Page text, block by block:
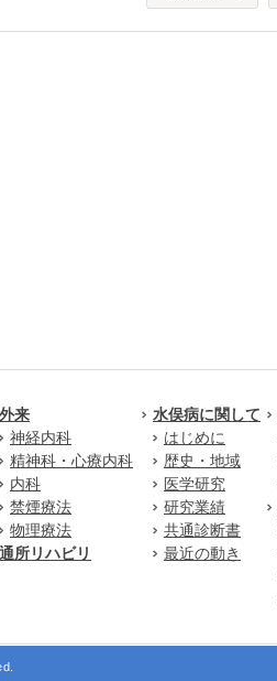
外来
神経内科
精神科・心療内科
内科
禁煙療法
物理療法
通所リハビリ
水俣病に関して
はじめに
歴史・地域
医学研究
研究業績
共通診断書
最近の動き